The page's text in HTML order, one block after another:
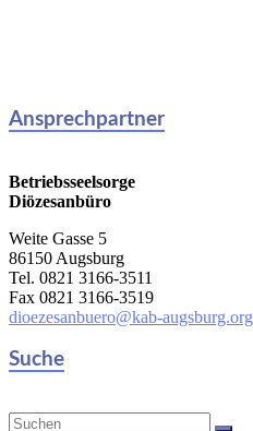
Ansprechpartner
Betriebsseelsorge
Diözesanbüro
Weite Gasse 5
86150 Augsburg
Tel. 0821 3166-3511
Fax 0821 3166-3519
dioezesanbuero@kab-augsburg.org
Suche